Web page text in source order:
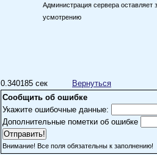
Администрация сервера оставляет
усмотрению
0.340185 сек
Вернуться
Сообщить об ошибке
Укажите ошибочные данные:
Дополнительные пометки об ошибке
Внимание! Все поля обязательны к заполнению!